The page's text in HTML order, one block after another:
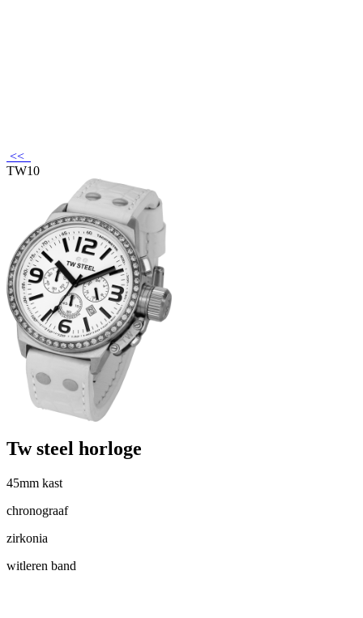
<<
TW10
Tw steel horloge
45mm kast
chronograaf
zirkonia
witleren band